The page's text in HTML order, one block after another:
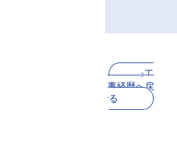
工
事経歴へ戻
る